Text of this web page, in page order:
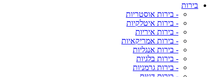
בירות
- בירות אוסטריות
- בירות איטלקיות
- בירות איריות
- בירות אמריקאיות
- בירות אנגליות
- בירות בלגיות
- בירות גרמניות